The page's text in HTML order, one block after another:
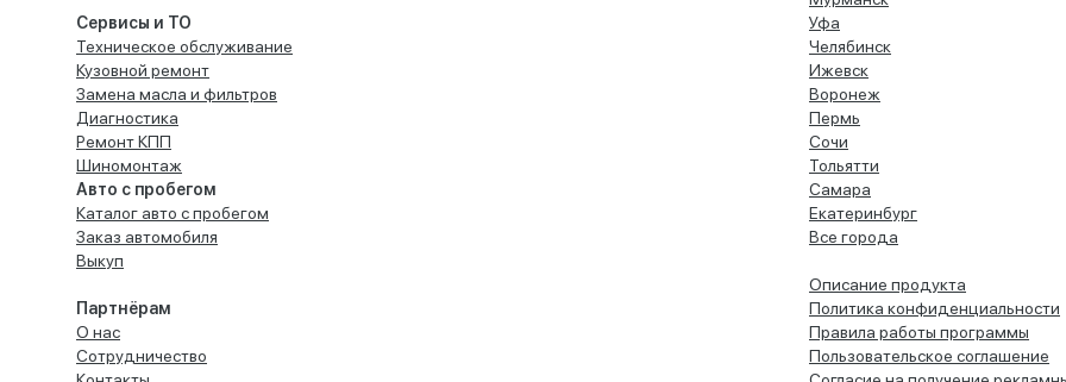
Сервисы и ТО
Техническое обслуживание
Кузовной ремонт
Замена масла и фильтров
Диагностика
Ремонт КПП
Шиномонтаж
Авто с пробегом
Каталог авто с пробегом
Заказ автомобиля
Выкуп
Партнёрам
О нас
Сотрудничество
Уфа
Челябинск
Ижевск
Воронеж
Пермь
Сочи
Тольятти
Самара
Екатеринбург
Все города
Описание продукта
Политика конфиденциальности
Правила работы программы
Пользовательское соглашение